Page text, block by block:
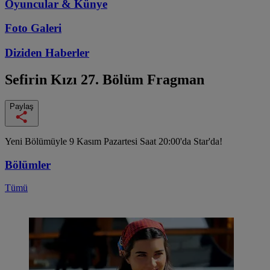
Oyuncular & Künye
Foto Galeri
Diziden Haberler
Sefirin Kızı 27. Bölüm Fragman
Paylaş
Yeni Bölümüyle 9 Kasım Pazartesi Saat 20:00'da Star'da!
Bölümler
Tümü